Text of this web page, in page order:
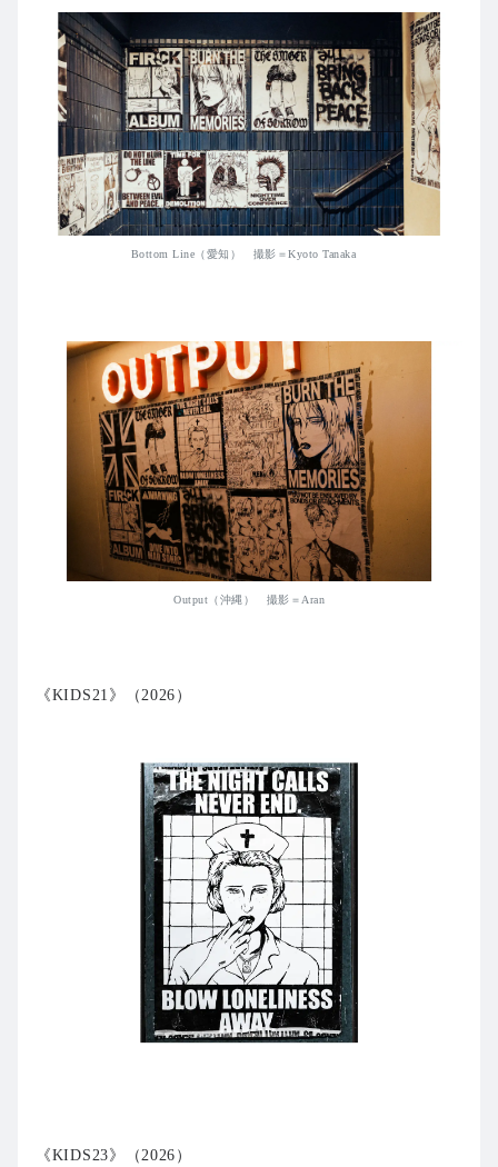
Bottom Line（愛知） 撮影＝Kyoto Tanaka
Output（沖縄） 撮影＝Aran
《KIDS21》（2026）
《KIDS23》（2026）